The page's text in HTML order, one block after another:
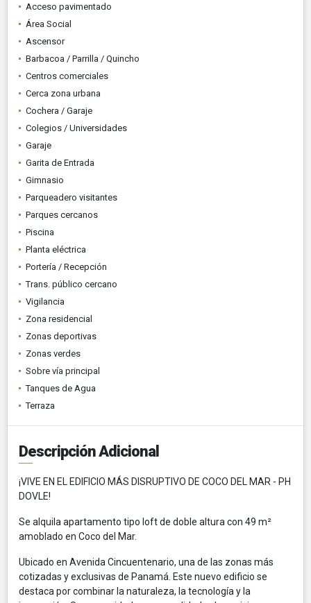
Acceso pavimentado
Área Social
Ascensor
Barbacoa / Parrilla / Quincho
Centros comerciales
Cerca zona urbana
Cochera / Garaje
Colegios / Universidades
Garaje
Garita de Entrada
Gimnasio
Parqueadero visitantes
Parques cercanos
Piscina
Planta eléctrica
Portería / Recepción
Trans. público cercano
Vigilancia
Zona residencial
Zonas deportivas
Zonas verdes
Sobre vía principal
Tanques de Agua
Terraza
Descripción Adicional
¡VIVE EN EL EDIFICIO MÁS DISRUPTIVO DE COCO DEL MAR - PH
DOVLE!
Se alquila apartamento tipo loft de doble altura con 49 m²
amoblado en Coco del Mar.
Ubicado en Avenida Cincuentenario, una de las zonas más
cotizadas y exclusivas de Panamá. Este nuevo edificio se
destaca por combinar la naturaleza, la tecnología y la